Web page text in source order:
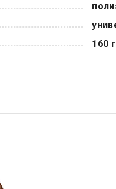
160 г